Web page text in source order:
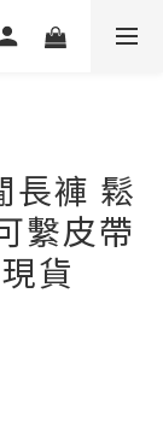
長褲 鬆
繫皮帶
貨